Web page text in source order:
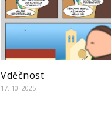
Vděčnost
17. 10. 2025